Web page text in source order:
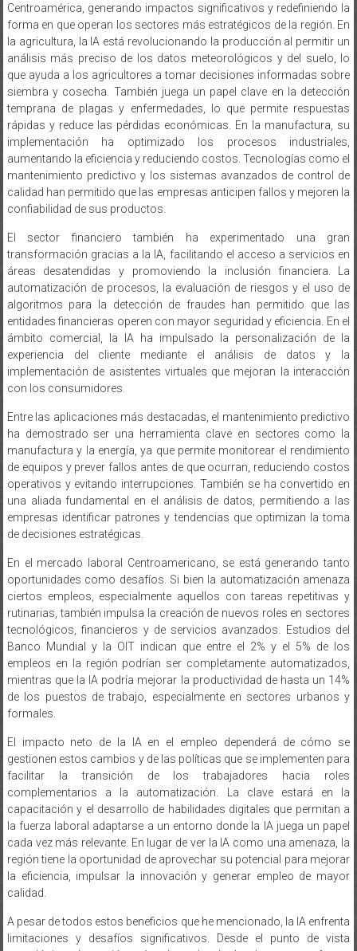
Centroamérica, generando impactos significativos y redefiniendo la
forma en que operan los sectores más estratégicos de la región. En
la agricultura, la IA está revolucionando la producción al permitir un
análisis más preciso de los datos meteorológicos y del suelo, lo
que ayuda a los agricultores a tomar decisiones informadas sobre
siembra y cosecha. También juega un papel clave en la detección
temprana de plagas y enfermedades, lo que permite respuestas
rápidas y reduce las pérdidas económicas. En la manufactura, su
implementación ha optimizado los procesos industriales,
aumentando la eficiencia y reduciendo costos. Tecnologías como el
mantenimiento predictivo y los sistemas avanzados de control de
calidad han permitido que las empresas anticipen fallos y mejoren la
confiabilidad de sus productos.
El sector financiero también ha experimentado una gran
transformación gracias a la IA, facilitando el acceso a servicios en
áreas desatendidas y promoviendo la inclusión financiera. La
automatización de procesos, la evaluación de riesgos y el uso de
algoritmos para la detección de fraudes han permitido que las
entidades financieras operen con mayor seguridad y eficiencia. En el
ámbito comercial, la IA ha impulsado la personalización de la
experiencia del cliente mediante el análisis de datos y la
implementación de asistentes virtuales que mejoran la interacción
con los consumidores.
Entre las aplicaciones más destacadas, el mantenimiento predictivo
ha demostrado ser una herramienta clave en sectores como la
manufactura y la energía, ya que permite monitorear el rendimiento
de equipos y prever fallos antes de que ocurran, reduciendo costos
operativos y evitando interrupciones. También se ha convertido en
una aliada fundamental en el análisis de datos, permitiendo a las
empresas identificar patrones y tendencias que optimizan la toma
de decisiones estratégicas.
En el mercado laboral Centroamericano, se está generando tanto
oportunidades como desafíos. Si bien la automatización amenaza
ciertos empleos, especialmente aquellos con tareas repetitivas y
rutinarias, también impulsa la creación de nuevos roles en sectores
tecnológicos, financieros y de servicios avanzados. Estudios del
Banco Mundial y la OIT indican que entre el 2% y el 5% de los
empleos en la región podrían ser completamente automatizados,
mientras que la IA podría mejorar la productividad de hasta un 14%
de los puestos de trabajo, especialmente en sectores urbanos y
formales.
El impacto neto de la IA en el empleo dependerá de cómo se
gestionen estos cambios y de las políticas que se implementen para
facilitar la transición de los trabajadores hacia roles
complementarios a la automatización. La clave estará en la
capacitación y el desarrollo de habilidades digitales que permitan a
la fuerza laboral adaptarse a un entorno donde la IA juega un papel
cada vez más relevante. En lugar de ver la IA como una amenaza, la
región tiene la oportunidad de aprovechar su potencial para mejorar
la eficiencia, impulsar la innovación y generar empleo de mayor
calidad.
A pesar de todos estos beneficios que he mencionado, la IA enfrenta
limitaciones y desafíos significativos. Desde el punto de vista